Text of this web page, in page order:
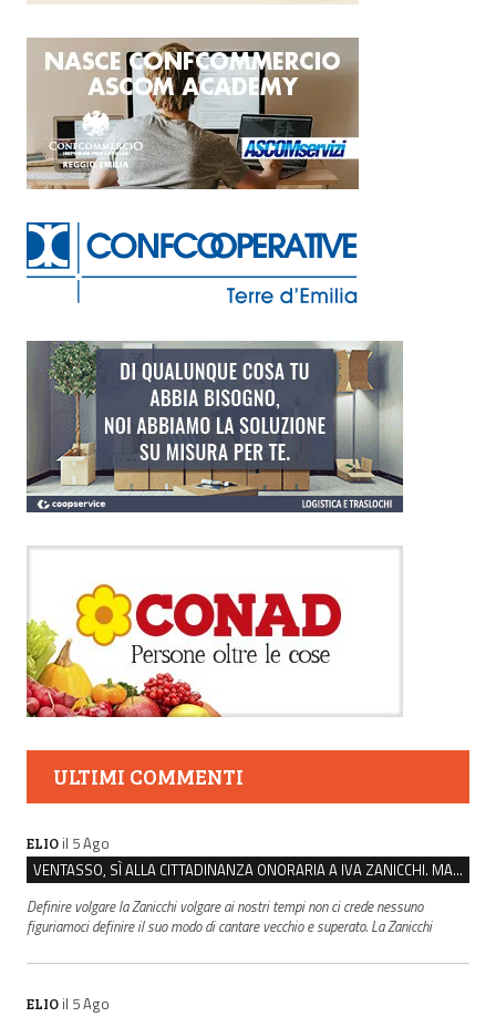
ULTIMI COMMENTI
ELIO il 5 Ago
VENTASSO, SÌ ALLA CITTADINANZA ONORARIA A IVA ZANICCHI. MA BARGIACCHI: “È DI PESSIMO GUSTO”
Definire volgare la Zanicchi volgare ai nostri tempi non ci crede nessuno
figuriamoci definire il suo modo di cantare vecchio e superato. La Zanicchi
ELIO il 5 Ago